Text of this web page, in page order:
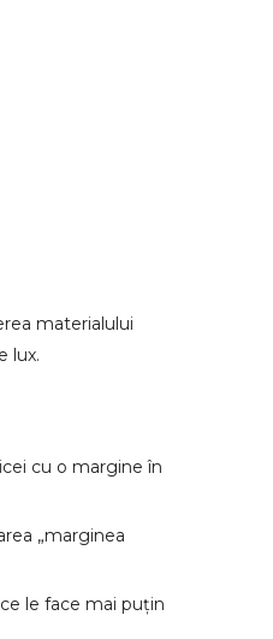
materialului
lux.
cu o margine în
„marginea
le face mai puțin